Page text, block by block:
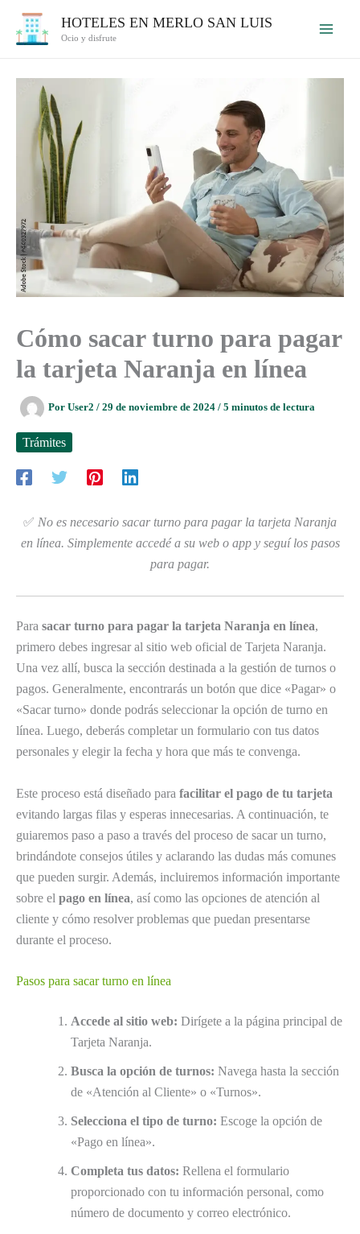
HOTELES EN MERLO SAN LUIS
Ocio y disfrute
Cómo sacar turno para pagar
la tarjeta Naranja en línea
Por User2 / 29 de noviembre de 2024 / 5 minutos de lectura
Trámites
✅ No es necesario sacar turno para pagar la tarjeta Naranja
en línea. Simplemente accedé a su web o app y seguí los pasos
para pagar.
Para sacar turno para pagar la tarjeta Naranja en línea,
primero debes ingresar al sitio web oficial de Tarjeta Naranja.
Una vez allí, busca la sección destinada a la gestión de turnos o
pagos. Generalmente, encontrarás un botón que dice «Pagar» o
«Sacar turno» donde podrás seleccionar la opción de turno en
línea. Luego, deberás completar un formulario con tus datos
personales y elegir la fecha y hora que más te convenga.
Este proceso está diseñado para facilitar el pago de tu tarjeta
evitando largas filas y esperas innecesarias. A continuación, te
guiaremos paso a paso a través del proceso de sacar un turno,
brindándote consejos útiles y aclarando las dudas más comunes
que pueden surgir. Además, incluiremos información importante
sobre el pago en línea, así como las opciones de atención al
cliente y cómo resolver problemas que puedan presentarse
durante el proceso.
Pasos para sacar turno en línea
Accede al sitio web: Dirígete a la página principal de
Tarjeta Naranja.
Busca la opción de turnos: Navega hasta la sección
de «Atención al Cliente» o «Turnos».
Selecciona el tipo de turno: Escoge la opción de
«Pago en línea».
Completa tus datos: Rellena el formulario
proporcionado con tu información personal, como
número de documento y correo electrónico.